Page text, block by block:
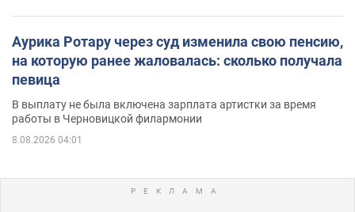
Аурика Ротару через суд изменила свою пенсию,
на которую ранее жаловалась: сколько получала
певица
В выплату не была включена зарплата артистки за время
работы в Черновицкой филармонии
8.08.2026 04:01